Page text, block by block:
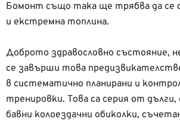
Бомонт също така ще трябва да се
и екстремна топлина.
Доброто здравословно състояние,
се завърши това
в систематично планирани и
тренировки. Това са серия от дълги,
бавни колоездачни обиколки,